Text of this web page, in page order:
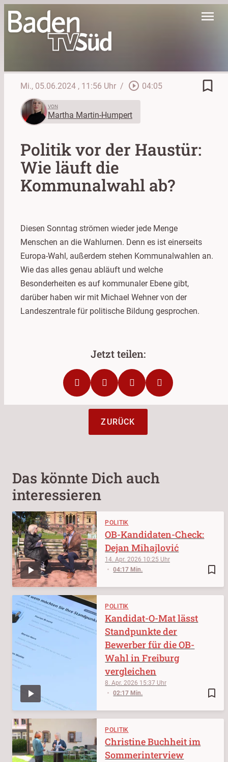
menu
Mi., 05.06.2024 , 11:56 Uhr / play_circle_outline 04:05 bookmark_border
VON
Martha Martin-Humpert
Politik vor der Haustür:
Wie läuft die
Kommunalwahl ab?
Diesen Sonntag strömen wieder jede Menge
Menschen an die Wahlurnen. Denn es ist einerseits
Europa-Wahl, außerdem stehen Kommunalwahlen an.
Wie das alles genau abläuft und welche
Besonderheiten es auf kommunaler Ebene gibt,
darüber haben wir mit Michael Wehner von der
Landeszentrale für politische Bildung gesprochen.
ZURÜCK
Das könnte Dich auch
interessieren
POLITIK
bookmark_border
14. Apr. 2026 10:25
04:17 Min.
OB-Kandidaten-Check:
Dejan Mihajlović
POLITIK
bookmark_border
8. Apr. 2026 15:37
02:17 Min.
Kandidat-O-Mat lässt
Standpunkte der
Bewerber für die OB-
Wahl in Freiburg
vergleichen
POLITIK
Christine Buchheit im
Sommerinterview